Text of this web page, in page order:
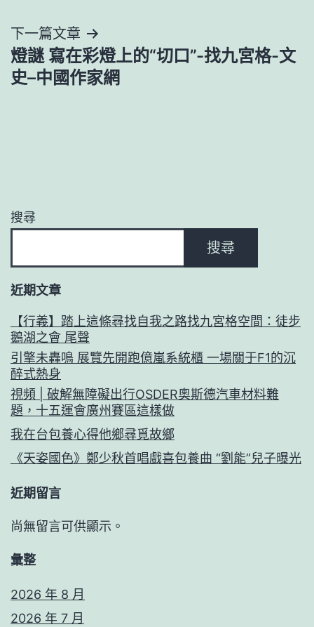
覽
下一篇文章
燈謎 寫在彩燈上的“切口”-找九宮格-文
史–中國作家網
搜尋
搜尋
近期文章
【行義】踏上這條尋找自我之路找九宮格空間：徒步
鵝湖之會 尾聲
引擎未轟鳴 展覽先開跑億嵐系統櫃 一場關于F1的沉
醉式熱身
視頻 | 破解無障礙出行OSDER奧斯德汽車材料難
題，十五運會廣州賽區這樣做
我在台包養心得他鄉尋覓故鄉
《天姿國色》鄭少秋首唱戲喜包養曲 “劉能”兒子曝光
近期留言
尚無留言可供顯示。
彙整
2026 年 8 月
2026 年 7 月